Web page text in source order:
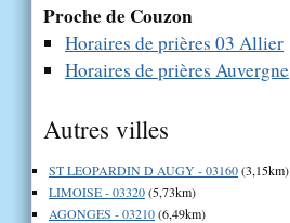
Proche de Couzon
Horaires de prières 03 Allier
Horaires de prières Auvergne
Autres villes
ST LEOPARDIN D AUGY - 03160(3,15km)
LIMOISE - 03320(5,73km)
AGONGES - 03210(6,49km)